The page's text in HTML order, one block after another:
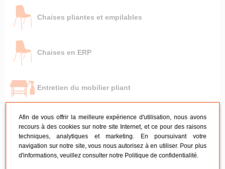
Chaises pliantes et empilables
Chaises en ERP
Entretien du mobilier pliant
Tentes pliantes par besoin
Capacité des tentes pliantes
Afin de vous offrir la meilleure expérience d'utilisation, nous avons
recours à des cookies sur notre site Internet, et ce pour des raisons
techniques, analytiques et marketing. En poursuivant votre
navigation sur notre site, vous nous autorisez à en utiliser. Pour plus
d'informations, veuillez consulter notre Politique de confidentialité